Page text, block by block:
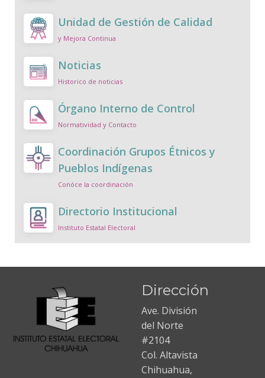
Unidad de Gestión de Calidad
y Mejora Continua
Noticias
Historico de noticias
Órgano Interno de Control
Normatividad y Contacto
Coordinación Grupos Étnicos y
Pueblos Indígenas
Conóce la coordinación
Directorio Institucional
Instituto Estatal Electoral
Dirección
Ave. División
del Norte
#2104
Col. Altavista
Chihuahua,